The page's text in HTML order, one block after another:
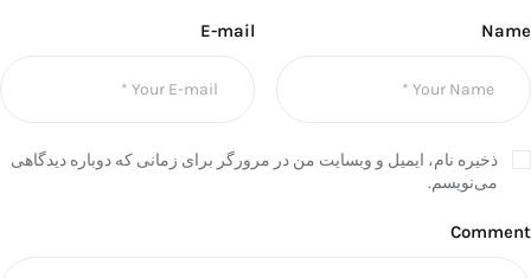
Name
E-mail
ذخیره نام، ایمیل و وبسایت من در مرورگر برای زمانی که دوباره دیدگاهی
می‌نویسم.
Comment